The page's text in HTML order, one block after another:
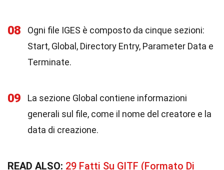
08
Ogni file IGES è composto da cinque sezioni:
Start, Global, Directory Entry, Parameter Data e
Terminate.
09
La sezione Global contiene informazioni
generali sul file, come il nome del creatore e la
data di creazione.
READ ALSO: 29 Fatti Su GlTF (Formato Di